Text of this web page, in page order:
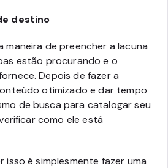
destino
maneira de preencher a lacuna
estão procurando e o
Depois de fazer a
otimizado e dar tempo
de busca para catalogar seu
como ele está
isso é simplesmente fazer uma